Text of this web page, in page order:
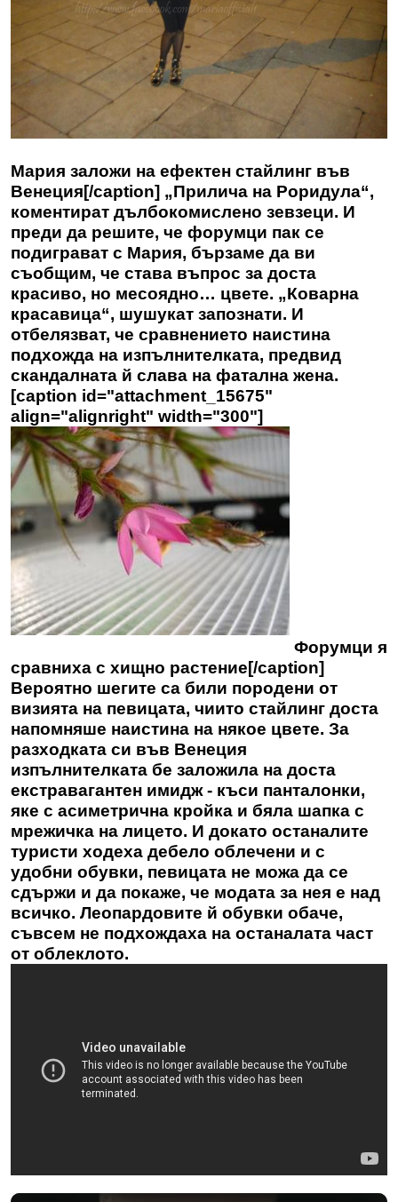
Мария заложи на ефектен стайлинг във
Венеция[/caption] „Прилича на Роридула“,
коментират дълбокомислено зевзеци. И
преди да решите, че форумци пак се
подиграват с Мария, бързаме да ви
съобщим, че става въпрос за доста
красиво, но месоядно… цвете. „Коварна
красавица“, шушукат запознати. И
отбелязват, че сравнението наистина
подхожда на изпълнителката, предвид
скандалната й слава на фатална жена.
[caption id="attachment_15675"
align="alignright" width="300"]
Форумци я
сравниха с хищно растение[/caption]
Вероятно шегите са били породени от
визията на певицата, чиито стайлинг доста
напомняше наистина на някое цвете. За
разходката си във Венеция
изпълнителката бе заложила на доста
екстравагантен имидж - къси панталонки,
яке с асиметрична кройка и бяла шапка с
мрежичка на лицето. И докато останалите
туристи ходеха дебело облечени и с
удобни обувки, певицата не можа да се
сдържи и да покаже, че модата за нея е над
всичко. Леопардовите й обувки обаче,
съвсем не подхождаха на останалата част
от облеклото.